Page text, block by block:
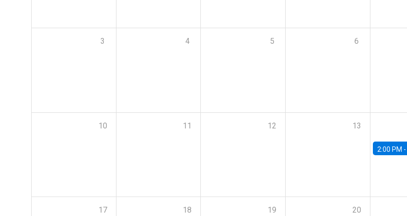
3 4 5 6
10 11 12 13
2:00 PM -
17 18 19 20